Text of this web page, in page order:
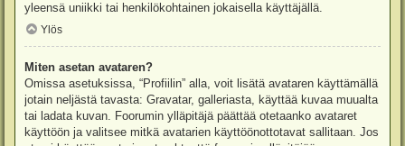
yleensä uniikki tai henkilökohtainen jokaisella käyttäjällä.
Ylös
Miten asetan avataren?
Omissa asetuksissa, “Profiilin” alla, voit lisätä avataren käyttämällä
jotain neljästä tavasta: Gravatar, galleriasta, käyttää kuvaa muualta
tai ladata kuvan. Foorumin ylläpitäjä päättää otetaanko avataret
käyttöön ja valitsee mitkä avatarien käyttöönottotavat sallitaan. Jos